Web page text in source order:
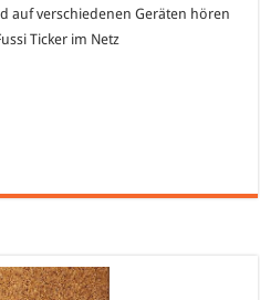
auf verschiedenen Geräten hören
Ticker im Netz